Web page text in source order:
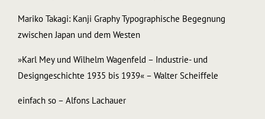
Mariko Takagi: Kanji Graphy Typographische Begegnung
zwischen Japan und dem Westen
»Karl Mey und Wilhelm Wagenfeld – Industrie- und
Designgeschichte 1935 bis 1939« – Walter Scheiffele
einfach so – Alfons Lachauer